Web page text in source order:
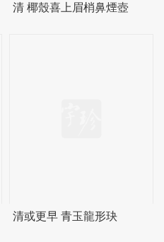
清 椰殼喜上眉梢鼻煙壺
清或更早 青玉龍形玦